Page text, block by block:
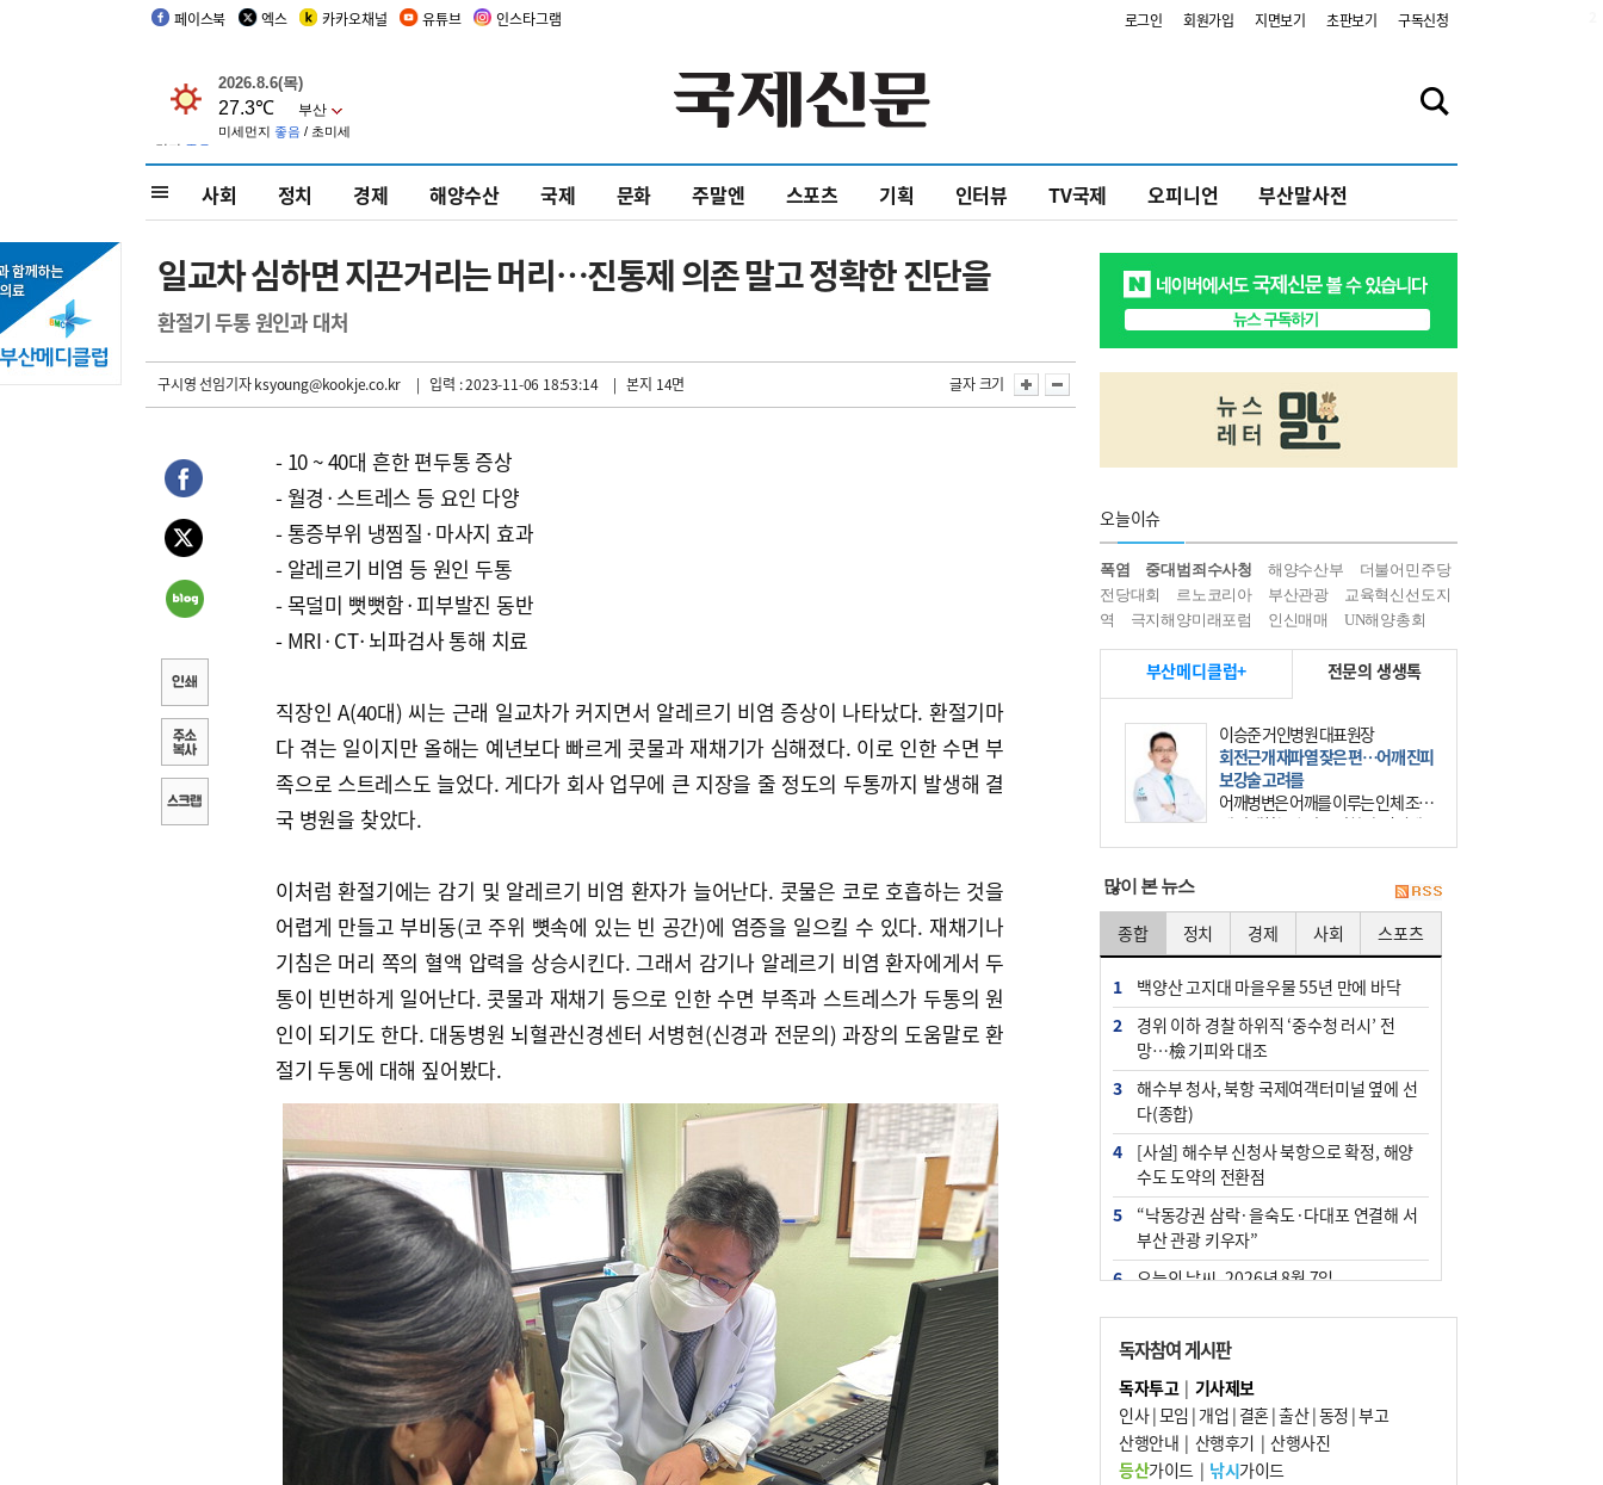
페이스북 엑스 카카오채널 유튜브 인스타그램 로그인 회원가입 지면보기 초판보기 구독신청
사회 정치 경제 해양수산 국제 문화 주말엔 스포츠 기획 인터뷰 TV국제 오피니언 부산말사전
일교차 심하면 지끈거리는 머리…진통제 의존 말고 정확한 진단을
환절기 두통 원인과 대처
구시영 선임기자ksyoung@kookje.co.kr | 입력 : 2023-11-06 18:53:14 | 본지 14면 글자 크기
- 10 ~ 40대 흔한 편두통 증상
- 월경·스트레스 등 요인 다양
- 통증부위 냉찜질·마사지 효과
- 알레르기 비염 등 원인 두통
- 목덜미 뻣뻣함·피부발진 동반
- MRI·CT·뇌파검사 통해 치료
직장인 A(40대) 씨는 근래 일교차가 커지면서 알레르기 비염 증상이 나타났다. 환절기마
다 겪는 일이지만 올해는 예년보다 빠르게 콧물과 재채기가 심해졌다. 이로 인한 수면 부
족으로 스트레스도 늘었다. 게다가 회사 업무에 큰 지장을 줄 정도의 두통까지 발생해 결
국 병원을 찾았다.
이처럼 환절기에는 감기 및 알레르기 비염 환자가 늘어난다. 콧물은 코로 호흡하는 것을
어렵게 만들고 부비동(코 주위 뼛속에 있는 빈 공간)에 염증을 일으킬 수 있다. 재채기나
기침은 머리 쪽의 혈액 압력을 상승시킨다. 그래서 감기나 알레르기 비염 환자에게서 두
통이 빈번하게 일어난다. 콧물과 재채기 등으로 인한 수면 부족과 스트레스가 두통의 원
인이 되기도 한다. 대동병원 뇌혈관신경센터 서병현(신경과 전문의) 과장의 도움말로 환
절기 두통에 대해 짚어봤다.
오늘이슈
폭염 중대범죄수사청 해양수산부
더불어민주당
전당대회
르노코리아 부산관광
교육혁신선도지
역
극지해양미래포럼 인신매매 UN해양총회
부산메디클럽+ 전문의 생생톡
이승준 거인병원 대표원장
회전근개 재파열 잦은 편…어깨 진피
보강술 고려를
어깨병변은 어깨를 이루는 인체 조직
에 발생하는 손상을 말한다. 여기에
는 오십견과 회전근개 증후군, 어깨
많이 본 뉴스
종합 정치 경제 사회 스포츠
1
백양산 고지대 마을우물 55년 만에 바닥
2
경위 이하 경찰 하위직 ‘중수청 러시’ 전
망…檢 기피와 대조
3
해수부 청사, 북항 국제여객터미널 옆에 선
다(종합)
4
[사설] 해수부 신청사 북항으로 확정, 해양
수도 도약의 전환점
5
“낙동강권 삼락·을숙도·다대포 연결해 서
부산 관광 키우자”
6
오늘의 날씨- 2026년 8월 7일
7
부울경 주말부터 비소식…‘극한 폭염’ 한풀
꺾일 듯
8
피란마을 67년 역사인데…전교생 24명 아
미초 통폐합 기로
9
외국인 선원 ‘인신매매 경유지’ 된 부산…
우려가 현실로
독자참여 게시판
독자투고| 기사제보
인사|모임 | 개업 | 결혼|출산|동정 |부고
산행안내 | 산행후기 | 산행사진
등산가이드| 낚시가이드